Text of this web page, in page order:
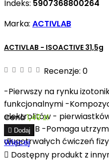
Indeks: 5907368800264
Marka: ACTIVLAB
ACTIVLAB - ISOACTIVE 31,5g
Recenzje: 0
-Pierwszy na rynku
funkcjonalnymi -
elektrolitów -
z grupy B -Pomaga
długotrwałych ćwiczeń
Cena1,49 zł
 Dodaj
Więcej
 Dostępny produkt z